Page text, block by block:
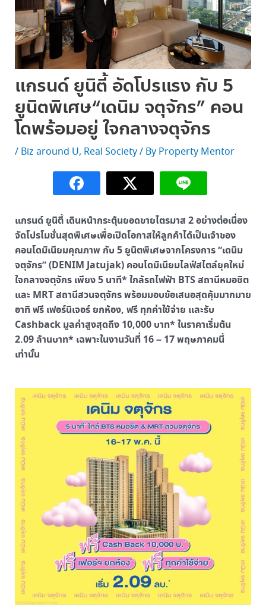
แกรนด์ ยูนิตี้ อัดโปรแรง กับ 5
ยูนิตพิเศษ“เดนิม จตุจักร” คอน
โดพร้อมอยู่ ใจกลางจตุจักร
/ Biz around U, Real Society/ By Property Mentor
แกรนด์ ยูนิตี้ เดินหน้ากระตุ้นยอดขายไตรมาส 2 อย่างต่อเนื่อง
จัดโปรโมชั่นสุดพิเศษเพื่อเปิดโอกาสให้ลูกค้าได้เป็นเจ้าของ
คอนโดมิเนียมคุณภาพ กับ 5 ยูนิตพิเศษจากโครงการ “เดนิม
จตุจักร” (DENIM Jatujak) คอนโดมิเนียมไลฟ์สไตล์ยุคใหม่
ใจกลางจตุจักร เพียง 5 นาที* ใกล้รถไฟฟ้า BTS สถานีหมอชิต
และ MRT สถานีสวนจตุจักร พร้อมมอบข้อเสนอสุดคุ้มมากมาย
อาทิ ฟรี เฟอร์นิเจอร์ ยกห้อง, ฟรี ทุกค่าใช้จ่าย และรับ
Cashback มูลค่าสูงสุดถึง 10,000 บาท* ในราคาเริ่มต้น
2.09 ล้านบาท* เฉพาะในงานวันที่ 16 – 17 พฤษภาคมนี้
เท่านั้น